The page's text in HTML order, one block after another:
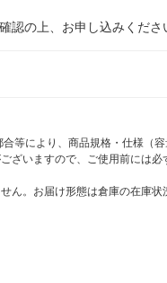
認の上、お申し込みくださ
等により、商品規格・仕様（
ざいますので、ご使用前には
ん。お届け形態は倉庫の在庫